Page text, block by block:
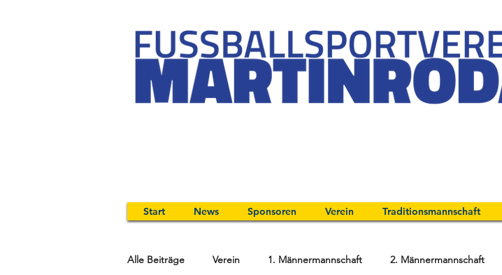
Start News Sponsoren Verein Traditionsmannschaft
Alle Beiträge Verein 1. Männermannschaft 2. Männermannschaft